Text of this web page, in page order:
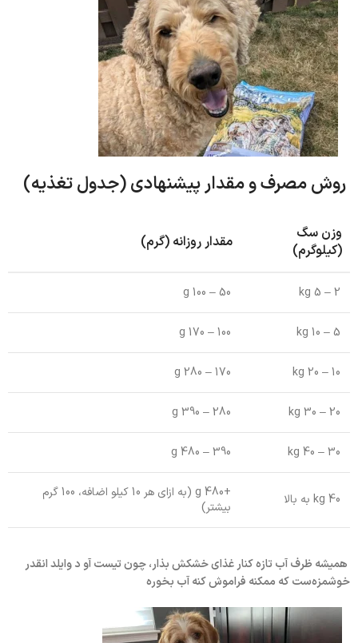
روش مصرف و مقدار پیشنهادی (جدول تغذیه)
وزن سگ
(کیلوگرم)
مقدار روزانه (گرم)
2 – 5 kg
50 – 100 g
5 – 10 kg
100 – 170 g
10 – 20 kg
170 – 280 g
20 – 30 kg
280 – 390 g
30 – 40 kg
390 – 480 g
40 kg به بالا
+480 g (به ازای هر 10 کیلو اضافه، 100 گرم
بیشتر)
همیشه ظرف آب تازه کنار غذای خشکش بذار، چون تیست آو د وایلد انقدر
خوشمزه‌ست که ممکنه فراموش کنه آب بخوره